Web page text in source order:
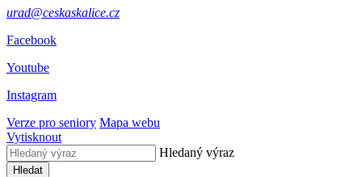
urad@ceskaskalice.cz
Facebook
Youtube
Instagram
Verze pro seniory Mapa webu
Vytisknout
Hledaný výraz
Hledat